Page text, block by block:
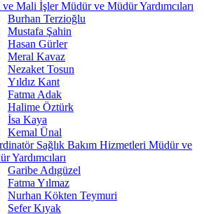
Mali İşler Müdür ve Müdür Yardımcıları
Burhan Terzioğlu
Mustafa Şahin
Hasan Gürler
Meral Kavaz
Nezaket Tosun
Yıldız Kant
Fatma Adak
Halime Öztürk
İsa Kaya
Kemal Ünal
Sağlık Bakım Hizmetleri Müdür ve
Yardımcıları
Garibe Adıgüzel
Fatma Yılmaz
Nurhan Kökten Teymuri
Sefer Kıyak